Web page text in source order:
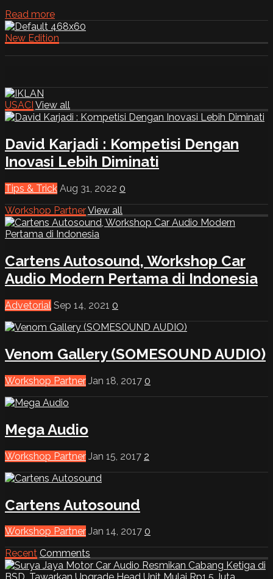
Read more
New Edition
USACI View all
David Karjadi : Kompetisi Dengan
Inovasi Lebih Diminati
Tips & Trick Aug 31, 2022 0
Workshop PartnerView all
Cartens Autosound, Workshop Car
Audio Modern Pertama di Indonesia
Advetorial Sep 14, 2021 0
Venom Gallery (SOMESOUND AUDIO)
Workshop Partner Jan 18, 2017 0
Mega Audio
Workshop Partner Jan 15, 2017 2
Cartens Autosound
Workshop Partner Jan 14, 2017 0
Recent Comments